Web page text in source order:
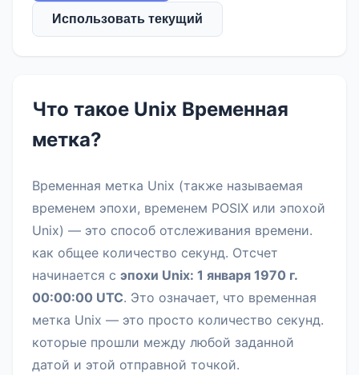
Использовать текущий
Что такое Unix Временная
метка?
Временная метка Unix (также называемая
временем эпохи, временем POSIX или эпохой
Unix) — это способ отслеживания времени.
как общее количество секунд. Отсчет
начинается с эпохи Unix: 1 января 1970 г.
00:00:00 UTC. Это означает, что временная
метка Unix — это просто количество секунд.
которые прошли между любой заданной
датой и этой отправной точкой.